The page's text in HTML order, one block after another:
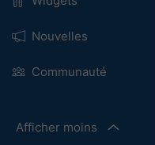
Nouvelles
Communauté
Afficher moins